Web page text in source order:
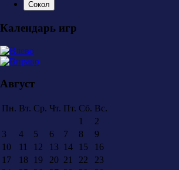
Сокол
Календарь игр
Август
Пн. Вт. Ср. Чт. Пт. Сб. Вс.
1
2
3
4 5 6 7 8
9
10
11 12 13 14 15
16
17
18 19 20 21 22
23